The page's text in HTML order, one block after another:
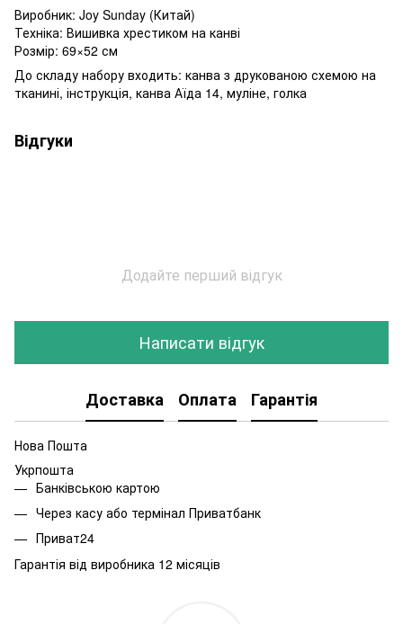
Виробник: Joy Sunday (Китай)
Техніка: Вишивка хрестиком на канві
Розмір: 69×52 см
До складу набору входить: канва з друкованою схемою на
тканині, інструкція, канва Аїда 14, муліне, голка
Відгуки
Додайте перший відгук
Написати відгук
Доставка Оплата Гарантія
Нова Пошта
Укрпошта
Банківською картою
Через касу або термінал Приватбанк
Приват24
Гарантія від виробника 12 місяців